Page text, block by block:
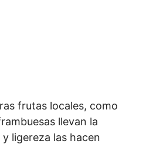
frutas locales, como
llevan la
ligereza las hacen